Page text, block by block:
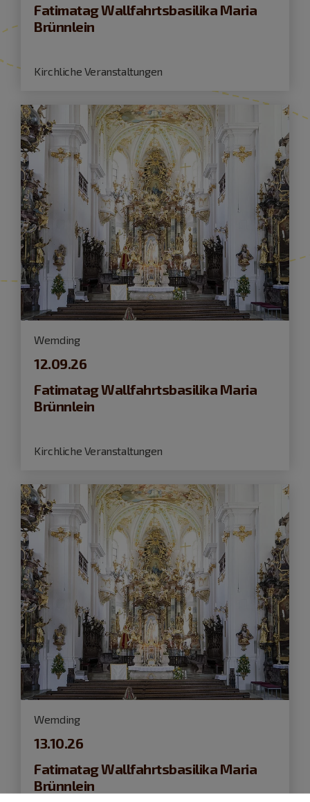
Fatimatag Wallfahrtsbasilika Maria
Brünnlein
Kirchliche Veranstaltungen
Wemding
12.09.26
Fatimatag Wallfahrtsbasilika Maria
Brünnlein
Kirchliche Veranstaltungen
Wemding
13.10.26
Fatimatag Wallfahrtsbasilika Maria
Brünnlein